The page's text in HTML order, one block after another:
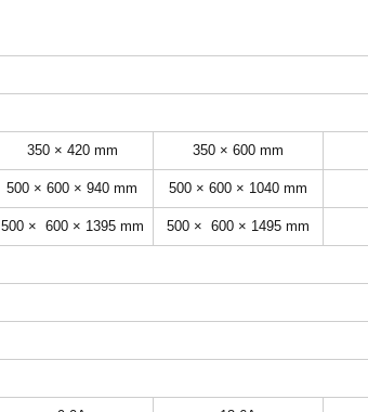
350 × 420 mm 350 × 600 mm
500 × 600 × 940 mm 500 × 600 × 1040 mm
500 × 600 × 1395 mm 500 × 600 × 1495 mm